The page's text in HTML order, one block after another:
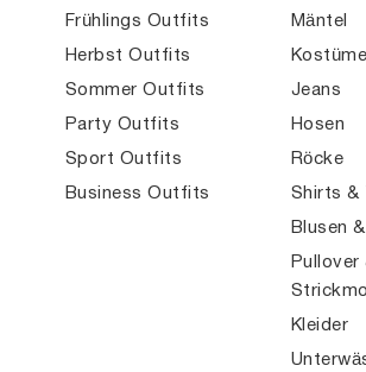
Frühlings Outfits
Herbst Outfits
Sommer Outfits
Party Outfits
Sport Outfits
Business Outfits
Mäntel
Jeans
Hosen
Röcke
Shirts &
Blusen
Pullover
Kleider